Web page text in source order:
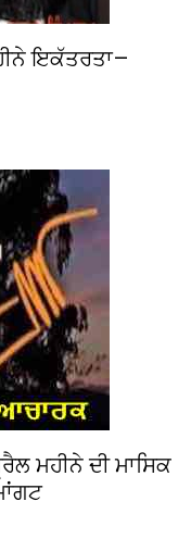
ਇਕੱਤਰਤਾ—
ਮਹੀਨੇ ਦੀ ਮਾਸਿਕ